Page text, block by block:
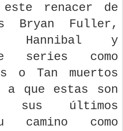
renacer de
Bryan Fuller,
Hannibal y
series como
o Tan muertos
a que estas son
sus últimos
camino como